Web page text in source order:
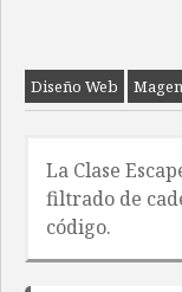
Diseño Web
La Clase
filtrado de
código.